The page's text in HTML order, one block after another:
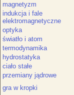
magnetyzm
indukcja i fale
elektromagnetyczne
optyka
światło i atom
termodynamika
hydrostatyka
ciało stałe
przemiany jądrowe
gra w kropki